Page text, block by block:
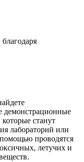
демонстрационные
станут
лабораторий или
проводятся
летучих и